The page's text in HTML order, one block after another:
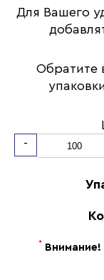
Для Вашего
Обратите
-
* Внимание!